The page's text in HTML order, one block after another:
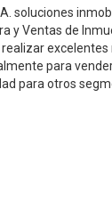
soluciones
y Ventas de
realizar
para
para otros